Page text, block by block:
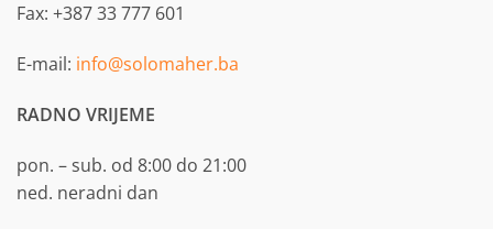
Fax: +387 33 777 601
E-mail: info@solomaher.ba
RADNO VRIJEME
pon. – sub. od 8:00 do 21:00
ned. neradni dan